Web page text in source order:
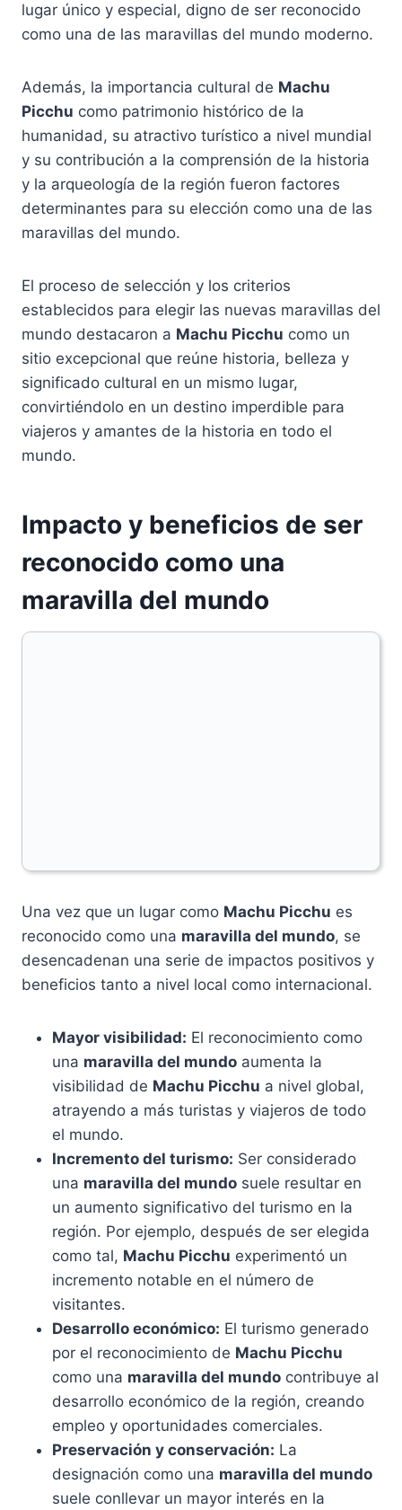
lugar único y especial, digno de ser reconocido
como una de las maravillas del mundo moderno.
Además, la importancia cultural de Machu
Picchu como patrimonio histórico de la
humanidad, su atractivo turístico a nivel mundial
y su contribución a la comprensión de la historia
y la arqueología de la región fueron factores
determinantes para su elección como una de las
maravillas del mundo.
El proceso de selección y los criterios
establecidos para elegir las nuevas maravillas del
mundo destacaron a Machu Picchu como un
sitio excepcional que reúne historia, belleza y
significado cultural en un mismo lugar,
convirtiéndolo en un destino imperdible para
viajeros y amantes de la historia en todo el
mundo.
Impacto y beneficios de ser
reconocido como una
maravilla del mundo
Una vez que un lugar como Machu Picchu es
reconocido como una maravilla del mundo, se
desencadenan una serie de impactos positivos y
beneficios tanto a nivel local como internacional.
Mayor visibilidad: El reconocimiento como
una maravilla del mundo aumenta la
visibilidad de Machu Picchu a nivel global,
atrayendo a más turistas y viajeros de todo
el mundo.
Incremento del turismo: Ser considerado
una maravilla del mundo suele resultar en
un aumento significativo del turismo en la
región. Por ejemplo, después de ser elegida
como tal, Machu Picchu experimentó un
incremento notable en el número de
visitantes.
Desarrollo económico: El turismo generado
por el reconocimiento de Machu Picchu
como una maravilla del mundo contribuye al
desarrollo económico de la región, creando
empleo y oportunidades comerciales.
Preservación y conservación: La
designación como una maravilla del mundo
suele conllevar un mayor interés en la